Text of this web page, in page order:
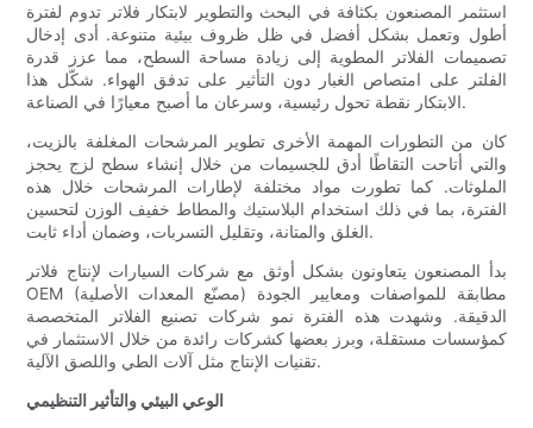
استثمر المصنعون بكثافة في البحث والتطوير لابتكار فلاتر تدوم لفترة
أطول وتعمل بشكل أفضل في ظل ظروف بيئية متنوعة. أدى إدخال
تصميمات الفلاتر المطوية إلى زيادة مساحة السطح، مما عزز قدرة
الفلتر على امتصاص الغبار دون التأثير على تدفق الهواء. شكّل هذا
الابتكار نقطة تحول رئيسية، وسرعان ما أصبح معيارًا في الصناعة.
كان من التطورات المهمة الأخرى تطوير المرشحات المغلفة بالزيت،
والتي أتاحت التقاطًا أدق للجسيمات من خلال إنشاء سطح لزج يحجز
الملوثات. كما تطورت مواد مختلفة لإطارات المرشحات خلال هذه
الفترة، بما في ذلك استخدام البلاستيك والمطاط خفيف الوزن لتحسين
الغلق والمتانة، وتقليل التسربات، وضمان أداء ثابت.
بدأ المصنعون يتعاونون بشكل أوثق مع شركات السيارات لإنتاج فلاتر
OEM (مصنّع المعدات الأصلية) مطابقة للمواصفات ومعايير الجودة
الدقيقة. وشهدت هذه الفترة نمو شركات تصنيع الفلاتر المتخصصة
كمؤسسات مستقلة، وبرز بعضها كشركات رائدة من خلال الاستثمار في
تقنيات الإنتاج مثل آلات الطي واللصق الآلية.
الوعي البيئي والتأثير التنظيمي